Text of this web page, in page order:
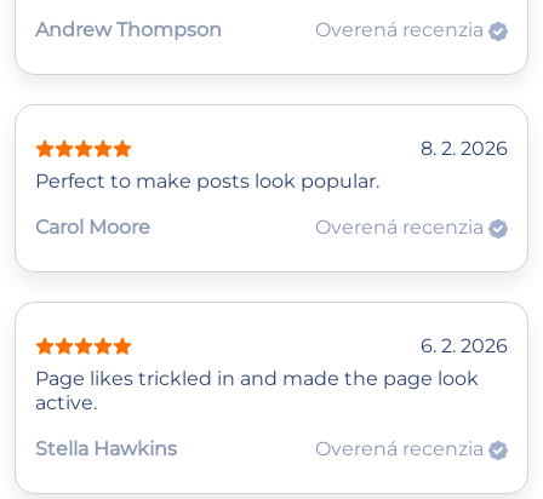
Andrew Thompson
Overená recenzia
8. 2. 2026
Perfect to make posts look popular.
Carol Moore
Overená recenzia
6. 2. 2026
Page likes trickled in and made the page look
active.
Stella Hawkins
Overená recenzia